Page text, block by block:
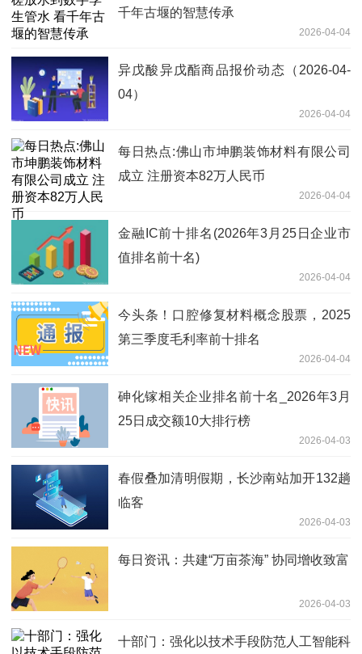
千年古堰的智慧传承
2026-04-04
异戊酸异戊酯商品报价动态（2026-04-
04）
2026-04-04
每日热点:佛山市坤鹏装饰材料有限公司
成立 注册资本82万人民币
2026-04-04
金融IC前十排名(2026年3月25日企业市
值排名前十名)
2026-04-04
今头条！口腔修复材料概念股票，2025
第三季度毛利率前十排名
2026-04-04
砷化镓相关企业排名前十名_2026年3月
25日成交额10大排行榜
2026-04-03
春假叠加清明假期，长沙南站加开132趟
临客
2026-04-03
每日资讯：共建“万亩茶海” 协同增收致富
2026-04-03
十部门：强化以技术手段防范人工智能科